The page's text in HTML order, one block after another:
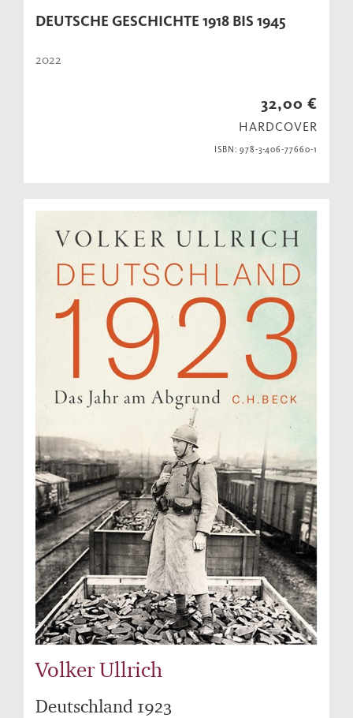
DEUTSCHE GESCHICHTE 1918 BIS 1945
2022
32,00 €
HARDCOVER
ISBN: 978-3-406-77660-1
Volker Ullrich
Deutschland 1923